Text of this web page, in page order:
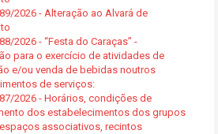
2026 - Alteração ao Alvará de
2026 - “Festa do Caraças” -
para o exercício de atividades de
e/ou venda de bebidas noutros
de serviços:
2026 - Horários, condições de
dos estabelecimentos dos grupos
associativos, recintos